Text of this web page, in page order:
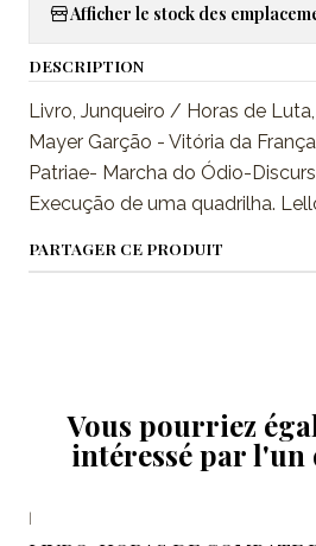
Afficher le stock des
DESCRIPTION
Livro, Junqueiro / Horas de
Mayer Garção - Vitória da
Patriae- Marcha do Ódio-
Execução de uma quadrilha.
PARTAGER CE PRODUIT
Vous pourriez
intéressé par l'un
|